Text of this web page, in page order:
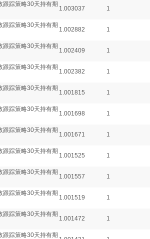
跟踪策略30天持有期
1.003037 1
跟踪策略30天持有期
1.002882 1
跟踪策略30天持有期
1.002409 1
跟踪策略30天持有期
1.002382 1
跟踪策略30天持有期
1.001815 1
跟踪策略30天持有期
1.001698 1
跟踪策略30天持有期
1.001671 1
跟踪策略30天持有期
1.001525 1
跟踪策略30天持有期
1.001557 1
跟踪策略30天持有期
1.001519 1
跟踪策略30天持有期
1.001472 1
跟踪策略30天持有期